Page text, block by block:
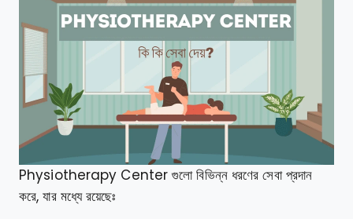
Physiotherapy Center গুলো বিভিন্ন ধরণের সেবা প্রদান
করে, যার মধ্যে রয়েছেঃ